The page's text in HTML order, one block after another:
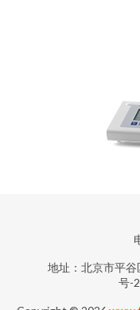
地址：北京市平
号-